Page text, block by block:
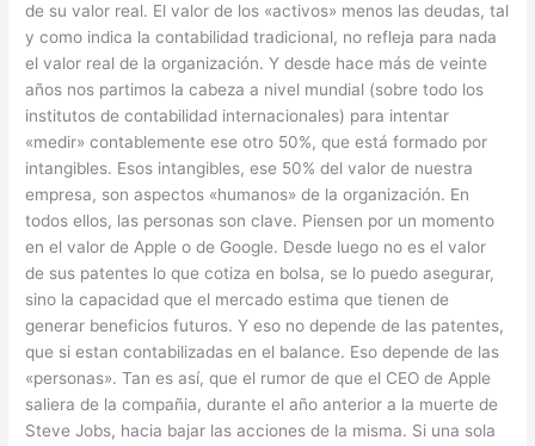
de su valor real. El valor de los «activos» menos las deudas, tal
y como indica la contabilidad tradicional, no refleja para nada
el valor real de la organización. Y desde hace más de veinte
años nos partimos la cabeza a nivel mundial (sobre todo los
institutos de contabilidad internacionales) para intentar
«medir» contablemente ese otro 50%, que está formado por
intangibles. Esos intangibles, ese 50% del valor de nuestra
empresa, son aspectos «humanos» de la organización. En
todos ellos, las personas son clave. Piensen por un momento
en el valor de Apple o de Google. Desde luego no es el valor
de sus patentes lo que cotiza en bolsa, se lo puedo asegurar,
sino la capacidad que el mercado estima que tienen de
generar beneficios futuros. Y eso no depende de las patentes,
que si estan contabilizadas en el balance. Eso depende de las
«personas». Tan es así, que el rumor de que el CEO de Apple
saliera de la compañia, durante el año anterior a la muerte de
Steve Jobs, hacia bajar las acciones de la misma. Si una sola